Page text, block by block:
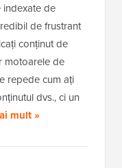
indexate de
de frustrant
conținut de
motoarele de
repede cum ați
dvs., ci un
mult »